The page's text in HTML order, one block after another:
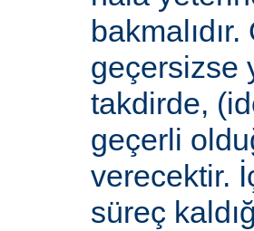
geçersizse
takdirde,
geçerli
verecektir.
süreç